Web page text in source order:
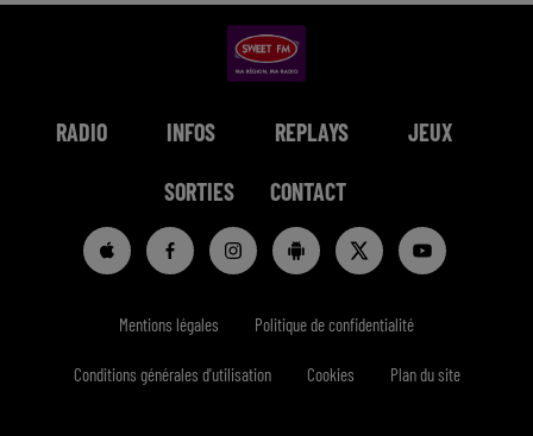
RADIO INFOS REPLAYS JEUX
SORTIES CONTACT
Mentions légales Politique de confidentialité
Conditions générales d'utilisation Cookies Plan du site